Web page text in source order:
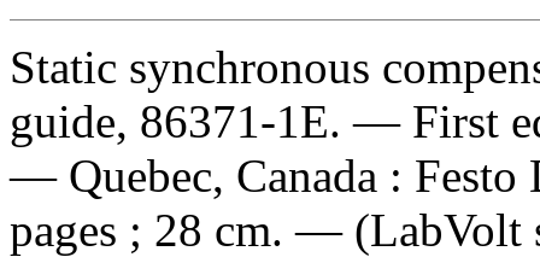
Static synchronous
guide, 86371-1E. — First
— Quebec, Canada :
pages ; 28 cm. — (LabVolt